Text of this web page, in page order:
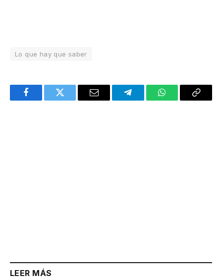
Lo que hay que saber
FacebookTwitter Email TelegramWhatsAppCopy
LEER MÁS